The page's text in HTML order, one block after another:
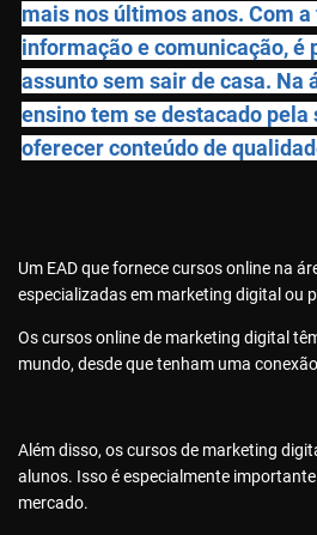
mais nos últimos anos. Com
informação e comunicação,
assunto sem sair de casa.
ensino tem se destacado
oferecer conteúdo de
Um EAD que fornece cursos online na
especializadas em marketing digital ou
Os cursos online de marketing digital
mundo, desde que tenham uma
Além disso, os cursos de marketing
alunos. Isso é especialmente
mercado.